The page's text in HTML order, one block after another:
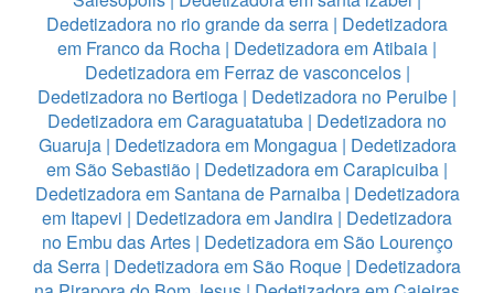
Dedetizadora no rio grande da serra | Dedetizadora
em Franco da Rocha | Dedetizadora em Atibaia |
Dedetizadora em Ferraz de vasconcelos|
Dedetizadora no Bertioga | Dedetizadora no Peruibe |
Dedetizadora em Caraguatatuba | Dedetizadora no
Guaruja| Dedetizadora em Mongagua| Dedetizadora
em São Sebastião | Dedetizadora em Carapicuiba |
Dedetizadora em Santana de Parnaiba| Dedetizadora
em Itapevi | Dedetizadora em Jandira | Dedetizadora
no Embu das Artes| Dedetizadora em São Lourenço
da Serra | Dedetizadora em São Roque | Dedetizadora